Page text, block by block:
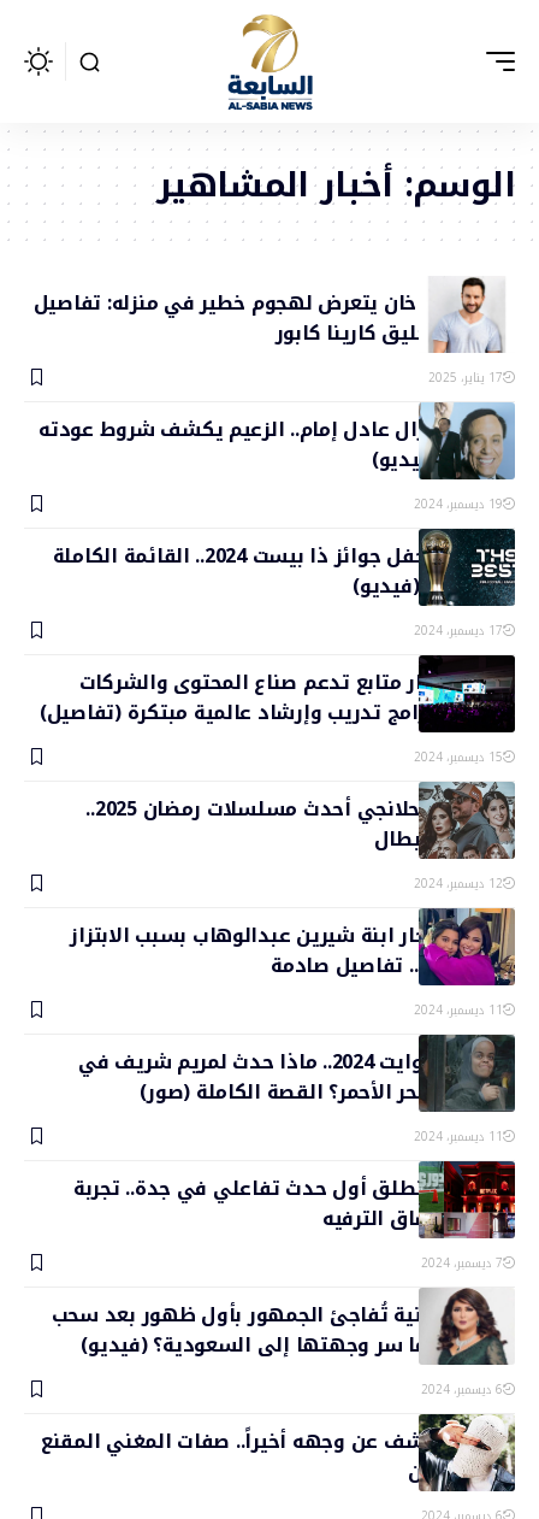
الوسم:أخبار المشاهير
سيف علي خان يتعرض لهجوم خطير في منزله: تفاصيل
الحادث وتعليق كارينا كابور
17 يناير، 2025
حقيقة اعتزال عادل إمام.. الزعيم يكشف شروط عودته
للسينما (فيديو)
19 ديسمبر، 2024
بث مباشر حفل جوائز ذا بيست 2024.. القائمة الكاملة
للمرشحين (فيديو)
17 ديسمبر، 2024
“قمة المليار متابع تدعم صناع المحتوى والشركات
الناشئة ببرامج تدريب وإرشاد عالمية مبتكرة (تفاصيل)
15 ديسمبر، 2024
مسلسل الحلانجي أحدث مسلسلات رمضان 2025..
القصة والأبطال
12 ديسمبر، 2024
محاولة انتحار ابنة شيرين عبدالوهاب بسبب الابتزاز
بصور خاصة.. تفاصيل صادمة
11 ديسمبر، 2024
فيلم سنو وايت 2024.. ماذا حدث لمريم شريف في
مهرجان البحر الأحمر؟ القصة الكاملة (صور)
11 ديسمبر، 2024
نتفليكس تطلق أول حدث تفاعلي في جدة.. تجربة
ممتعة لعشاق الترفيه
7 ديسمبر، 2024
نوال الكويتية تُفاجئ الجمهور بأول ظهور بعد سحب
الجنسية.. ما سر وجهتها إلى السعودية؟ (فيديو)
6 ديسمبر، 2024
تووليت يكشف عن وجهه أخيراً.. صفات المغني المقنع
تظهر للعلن